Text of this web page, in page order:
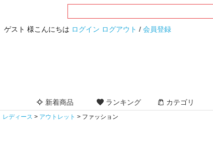
ゲスト 様こんにちは ログイン ログアウト / 会員登録
新着商品 ランキング カテゴリ
レディース アウトレット ファッション